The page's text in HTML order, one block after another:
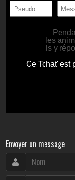
Envoyer un message